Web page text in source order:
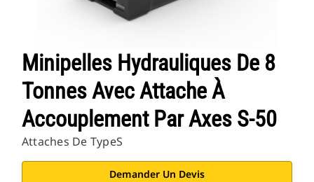
Minipelles Hydrauliques De 8
Tonnes Avec Attache À
Accouplement Par Axes S-50
Attaches De TypeS
Demander Un Devis